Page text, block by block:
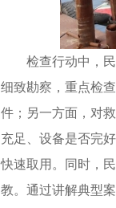
检查行动中，
细致勘察，重点检
件；另一方面，对
充足、设备是否完
快速取用。同时，
教。通过讲解典型